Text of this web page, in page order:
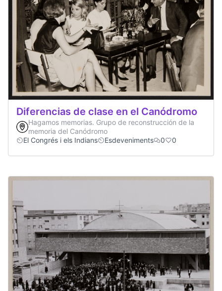
Diferencias de clase en el Canódromo
Hagamos memorias. Grupo de reconstrucción de la
memoria del Canódromo
El Congrés i els Indians
Esdeveniments 0 0